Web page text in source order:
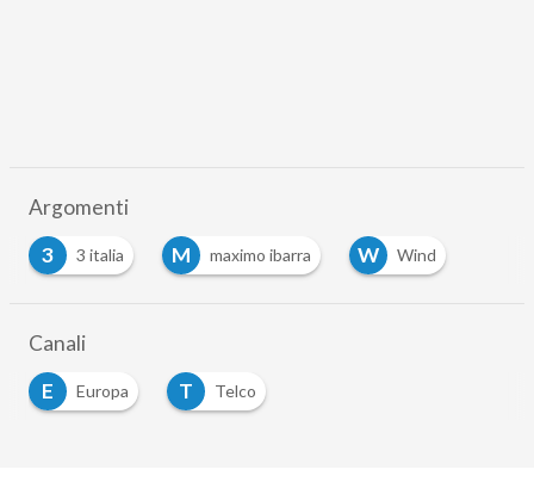
Argomenti
3
3 italia M maximo ibarra W Wind
Canali
E
Europa T Telco